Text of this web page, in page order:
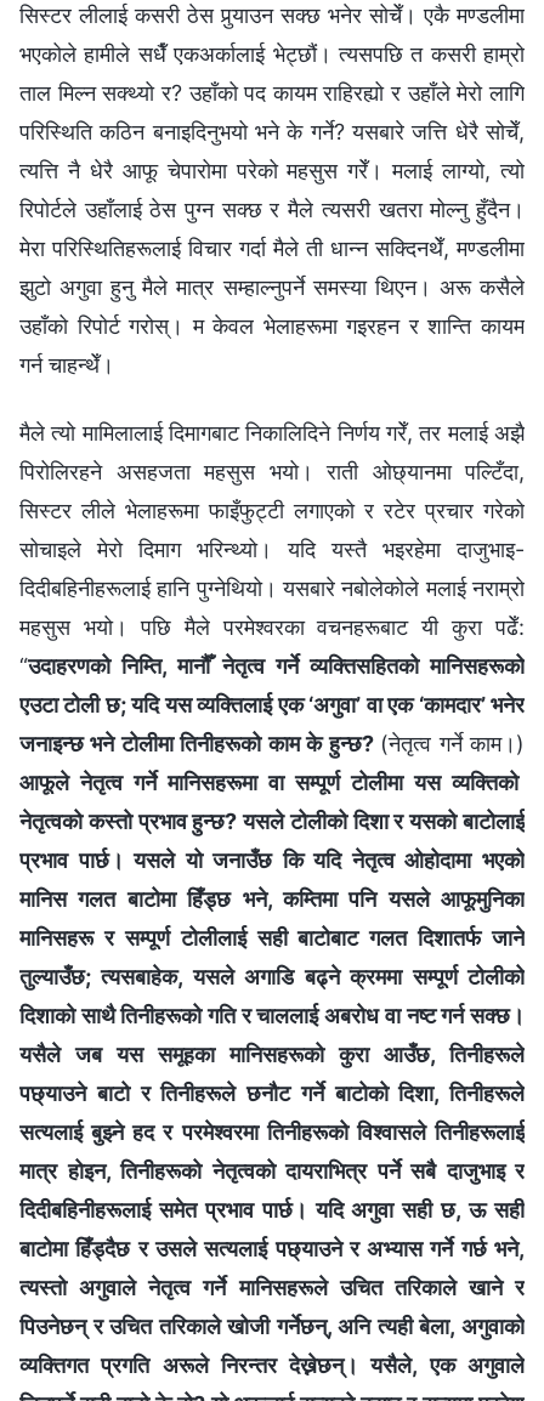
सिस्टर लीलाई कसरी ठेस पुर्‍याउन सक्छ भनेर सोचेँ। एकै मण्डलीमा
भएकोले हामीले सधैँ एकअर्कालाई भेट्छौं। त्यसपछि त कसरी हाम्रो
ताल मिल्न सक्थ्यो र? उहाँको पद कायम राहिरह्यो र उहाँले मेरो लागि
परिस्थिति कठिन बनाइदिनुभयो भने के गर्ने? यसबारे जत्ति धेरै सोचेँ,
त्यत्ति नै धेरै आफू चेपारोमा परेको महसुस गरेँ। मलाई लाग्यो, त्यो
रिपोर्टले उहाँलाई ठेस पुग्‍न सक्छ र मैले त्यसरी खतरा मोल्नु हुँदैन।
मेरा परिस्थितिहरूलाई विचार गर्दा मैले ती धान्‍न सक्दिनथेँ, मण्डलीमा
झुटो अगुवा हुनु मैले मात्र सम्हाल्नुपर्ने समस्या थिएन। अरू कसैले
उहाँको रिपोर्ट गरोस्। म केवल भेलाहरूमा गइरहन र शान्ति कायम
गर्न चाहन्थेँ।
मैले त्यो मामिलालाई दिमागबाट निकालिदिने निर्णय गरेँ, तर मलाई अझै
पिरोलिरहने असहजता महसुस भयो। राती ओछ्यानमा पल्टिँदा,
सिस्टर लीले भेलाहरूमा फाइँफुट्टी लगाएको र रटेर प्रचार गरेको
सोचाइले मेरो दिमाग भरिन्थ्यो। यदि यस्तै भइरहेमा दाजुभाइ-
दिदीबहिनीहरूलाई हानि पुग्‍नेथियो। यसबारे नबोलेकोले मलाई नराम्रो
महसुस भयो। पछि मैले परमेश्‍वरका वचनहरूबाट यी कुरा पढेँ:
“उदाहरणको निम्ति, मानौँ नेतृत्व गर्ने व्यक्तिसहितको मानिसहरूको
एउटा टोली छ; यदि यस व्यक्तिलाई एक ‘अगुवा’ वा एक ‘कामदार’ भनेर
जनाइन्छ भने टोलीमा तिनीहरूको काम के हुन्छ? (नेतृत्व गर्ने काम।)
आफूले नेतृत्व गर्ने मानिसहरूमा वा सम्पूर्ण टोलीमा यस व्यक्तिको
नेतृत्वको कस्तो प्रभाव हुन्छ? यसले टोलीको दिशा र यसको बाटोलाई
प्रभाव पार्छ। यसले यो जनाउँछ कि यदि नेतृत्व ओहोदामा भएको
मानिस गलत बाटोमा हिँड्छ भने, कम्तिमा पनि यसले आफूमुनिका
मानिसहरू र सम्पूर्ण टोलीलाई सही बाटोबाट गलत दिशातर्फ जाने
तुल्याउँछ; त्यसबाहेक, यसले अगाडि बढ्ने क्रममा सम्पूर्ण टोलीको
दिशाको साथै तिनीहरूको गति र चाललाई अबरोध वा नष्ट गर्न सक्छ।
यसैले जब यस समूहका मानिसहरूको कुरा आउँछ, तिनीहरूले
पछ्याउने बाटो र तिनीहरूले छनौट गर्ने बाटोको दिशा, तिनीहरूले
सत्यलाई बुझ्‍ने हद र परमेश्‍वरमा तिनीहरूको विश्‍वासले तिनीहरूलाई
मात्र होइन, तिनीहरूको नेतृत्वको दायराभित्र पर्ने सबै दाजुभाइ र
दिदीबहिनीहरूलाई समेत प्रभाव पार्छ। यदि अगुवा सही छ, ऊ सही
बाटोमा हिँड्दैछ र उसले सत्यलाई पछ्याउने र अभ्यास गर्ने गर्छ भने,
त्यस्तो अगुवाले नेतृत्व गर्ने मानिसहरूले उचित तरिकाले खाने र
पिउनेछन् र उचित तरिकाले खोजी गर्नेछन्, अनि त्यही बेला, अगुवाको
व्यक्तिगत प्रगति अरूले निरन्तर देख्नेछन्। यसैले, एक अगुवाले